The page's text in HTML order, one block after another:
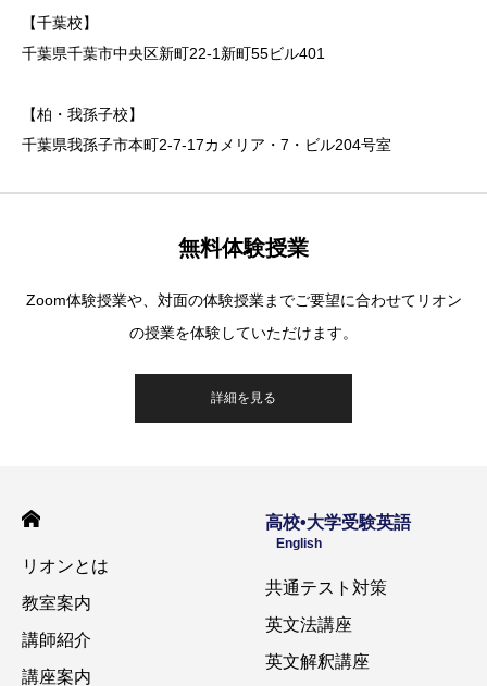
【千葉校】
千葉県千葉市中央区新町22-1新町55ビル401
【柏・我孫子校】
千葉県我孫子市本町2-7-17カメリア・7・ビル204号室
無料体験授業
Zoom体験授業や、対面の体験授業までご要望に合わせてリオン
の授業を体験していただけます。
詳細を見る
リオンとは
教室案内
講師紹介
講座案内
高校•大学受験英語
English
共通テスト対策
英文法講座
英文解釈講座